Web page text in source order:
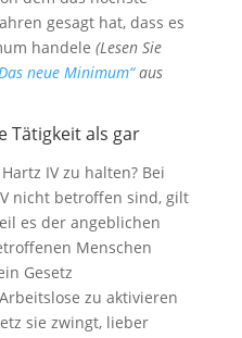
gesagt hat, dass es
handele (Lesen Sie
neue Minimum“aus
Tätigkeit als gar
IV zu halten? Bei
nicht betroffen sind, gilt
es der angeblichen
Menschen
Gesetz
zu aktivieren
sie zwingt, lieber